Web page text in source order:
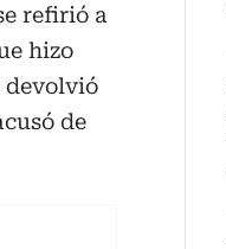
refirió a
hizo
devolvió
de